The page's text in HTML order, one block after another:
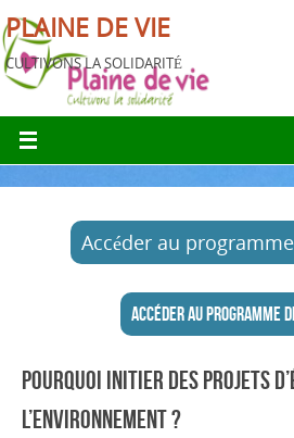
PLAINE DE VIE
CULTIVONS LA SOLIDARITÉ
Accéder au
Accéder au programme
POURQUOI INITIER DES PROJETS
L’ENVIRONNEMENT ?